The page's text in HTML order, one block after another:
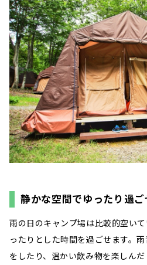
静かな空間でゆったり過ご
雨の日のキャンプ場は比較的空い
ったりとした時間を過ごせます。
をしたり、温かい飲み物を楽しんだ